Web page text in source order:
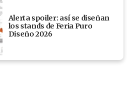
Alerta spoiler: así se diseñan
los stands de Feria Puro
Diseño 2026